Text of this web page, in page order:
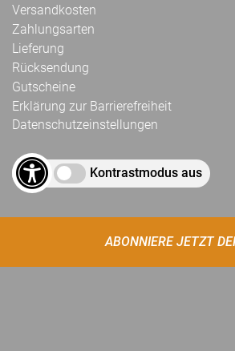
Versandkosten
Zahlungsarten
Lieferung
Rücksendung
Gutscheine
Erklärung zur Barrierefreiheit
Datenschutzeinstellungen
Kontrastmodus aus
ABONNIERE JETZT